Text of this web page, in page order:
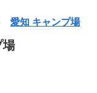
愛知 キャンプ場
場